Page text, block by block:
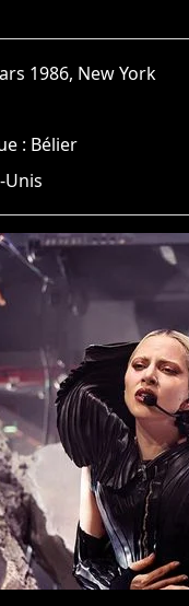
1986, New York
: Bélier
Unis